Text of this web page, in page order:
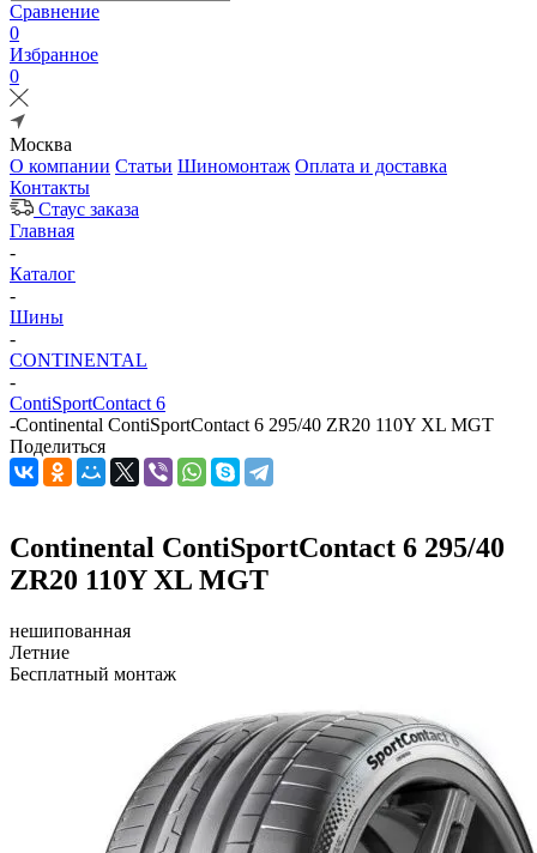
Сравнение
0
Избранное
0
Москва
О компании Статьи Шиномонтаж Оплата и доставка
Контакты
Стаус заказа
Главная
-
Каталог
-
Шины
-
CONTINENTAL
-
ContiSportContact 6
-Continental ContiSportContact 6 295/40 ZR20 110Y XL MGT
Поделиться
Continental ContiSportContact 6 295/40
ZR20 110Y XL MGT
нешипованная
Летние
Бесплатный монтаж